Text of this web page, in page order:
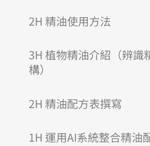
2H 精油使用方法
3H 植物精油介紹（辨識
構）
2H 精油配方表撰寫
1H 運用AI系統整合精油